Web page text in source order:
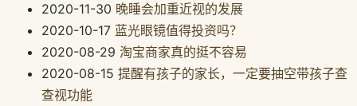
2020-11-30 晚睡会加重近视的发展
2020-10-17 蓝光眼镜值得投资吗？
2020-08-29 淘宝商家真的挺不容易
2020-08-15 提醒有孩子的家长，一定要抽空带孩子查
查视功能